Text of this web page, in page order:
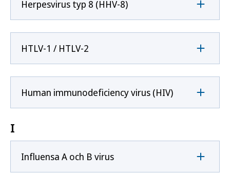
Herpesvirus typ 8 (HHV-8)
HTLV-1 / HTLV-2
Human immunodeficiency virus (HIV)
I
Influensa A och B virus